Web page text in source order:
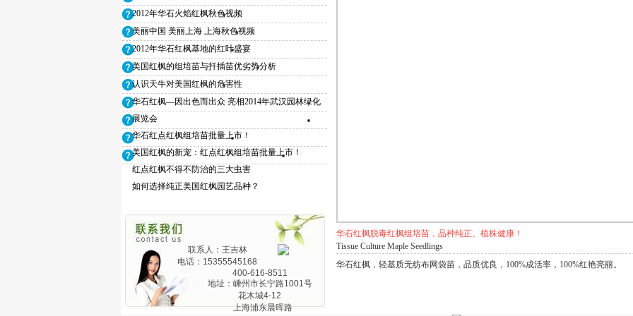
华石红枫夏日燃情 华石红枫佛州火焰
红花紫薇“红火箭” 红叶紫薇“粉丝绒”
2012年华石火焰红枫秋色视频
美丽中国 美丽上海 上海秋色视频
2012年华石红枫基地的红叶盛宴
美国红枫的组培苗与扦插苗优劣势分析
认识天牛对美国红枫的危害性
华石红枫—因出色而出众 亮相2014年武汉园林绿化
展览会
华石红点红枫组培苗批量上市！
美国红枫的新宠：红点红枫组培苗批量上市！
红点红枫不得不防治的三大虫害
如何选择纯正美国红枫园艺品种？
联系人：王吉林
电话：15355545168
400-616-8511
地址：嵊州市长宁路1001号
花木城4-12
上海浦东晨晖路
华石红枫脱毒红枫组培苗，品种纯正、植株健康！
Tissue Culture Maple Seedlings
华石红枫，轻基质无纺布网袋苗，品质优良，100%成活率，100%红艳亮丽。